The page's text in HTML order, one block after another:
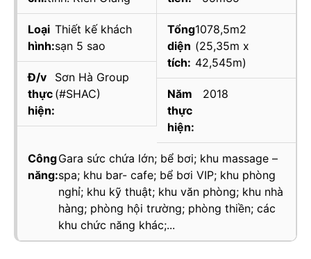
Loại
hình:
Thiết kế khách
sạn 5 sao
Đ/v
thực
hiện:
Sơn Hà Group
(#SHAC)
Tổng
diện
tích:
1078,5m2
(25,35m x
42,545m)
Năm
thực
hiện:
2018
Công
năng:
Gara sức chứa lớn; bể bơi; khu massage –
spa; khu bar- cafe; bể bơi VIP; khu phòng
nghỉ; khu kỹ thuật; khu văn phòng; khu nhà
hàng; phòng hội trường; phòng thiền; các
khu chức năng khác;...